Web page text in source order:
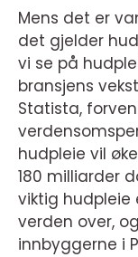
Mens det er
det gjelder
vi se på
bransjens
Statista,
hudpleie vil
180 milliarder
viktig hudpleie
verden over,
innbyggerne i